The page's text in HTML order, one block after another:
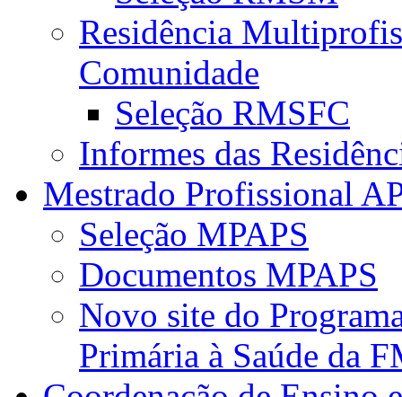
Residência
Comunidade
Seleção RMSFC
Informes das
Mestrado Profissional
Seleção MPAPS
Documentos MPAPS
Novo site do
Primária à Saúde da